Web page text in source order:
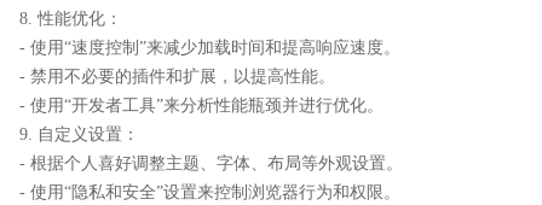
8. 性能优化：
- 使用“速度控制”来减少加载时间和提高响应速度。
- 禁用不必要的插件和扩展，以提高性能。
- 使用“开发者工具”来分析性能瓶颈并进行优化。
9. 自定义设置：
- 根据个人喜好调整主题、字体、布局等外观设置。
- 使用“隐私和安全”设置来控制浏览器行为和权限。